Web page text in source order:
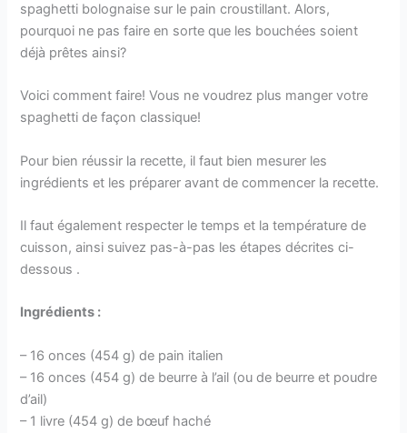
spaghetti bolognaise sur le pain croustillant. Alors,
pourquoi ne pas faire en sorte que les bouchées soient
déjà prêtes ainsi?
Voici comment faire! Vous ne voudrez plus manger votre
spaghetti de façon classique!
Pour bien réussir la recette, il faut bien mesurer les
ingrédients et les préparer avant de commencer la recette.
Il faut également respecter le temps et la température de
cuisson, ainsi suivez pas-à-pas les étapes décrites ci-
dessous .
Ingrédients :
– 16 onces (454 g) de pain italien
– 16 onces (454 g) de beurre à l’ail (ou de beurre et poudre
d’ail)
– 1 livre (454 g) de bœuf haché